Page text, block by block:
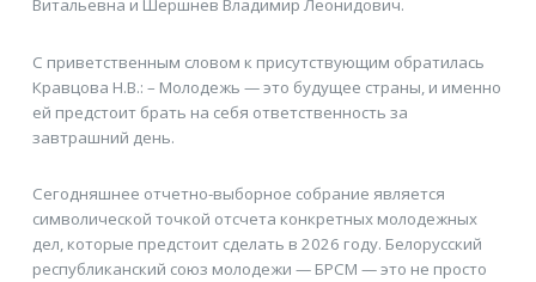
Витальевна и Шершнев Владимир Леонидович.
С приветственным словом к присутствующим обратилась
Кравцова Н.В.: – Молодежь — это будущее страны, и именно
ей предстоит брать на себя ответственность за
завтрашний день.
Сегодняшнее отчетно-выборное собрание является
символической точкой отсчета конкретных молодежных
дел, которые предстоит сделать в 2026 году. Белорусский
республиканский союз молодежи — БРСМ — это не просто